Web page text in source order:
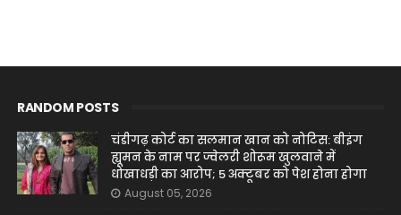
RANDOM POSTS
चंडीगढ़ कोर्ट का सलमान खान को नोटिस: बीइंग
ह्यूमन के नाम पर ज्वेलरी शोरूम खुलवाने में
धोखाधड़ी का आरोप; 5 अक्टूबर को पेश होना होगा
August 05, 2026